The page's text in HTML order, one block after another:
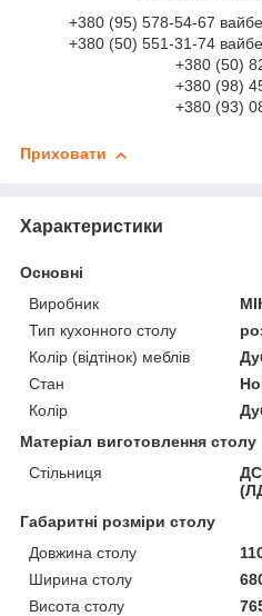
+380 (95) 578-54-67
+380 (50) 551-31-74
+380 (50)
+380 (98)
+380 (93)
Приховати
Характеристики
Основні
Виробник
Тип кухонного столу
Колір (відтінок) меблів
Стан
Колір
Матеріал виготовлення столу
Стільниця
Габаритні розміри столу
Довжина столу
Ширина столу
Висота столу